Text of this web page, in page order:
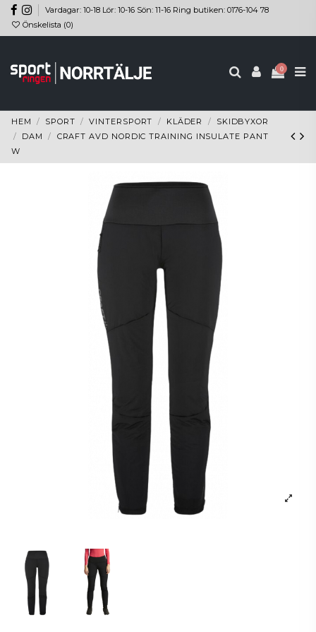
Vardagar: 10-18 Lör: 10-16 Sön: 11-16 Ring butiken: 0176-104 78
Önskelista (0)
0
HEM SPORT VINTERSPORT KLÄDER
SKIDBYXOR
DAM
CRAFT AVD NORDIC TRAINING INSULATE PANT
W